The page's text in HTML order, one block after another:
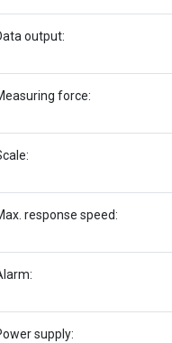
output:
force:
response speed:
supply: